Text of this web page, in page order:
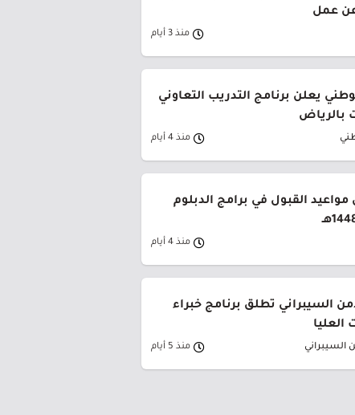
عن عمل
منذ 3 أيام
يعلن برنامج التدريب التعاوني
منذ 4 أيام
القبول في برامج الدبلوم
منذ 4 أيام
السيبراني تطلق برنامج خبراء
العليا
السيبراني منذ 5 أيام